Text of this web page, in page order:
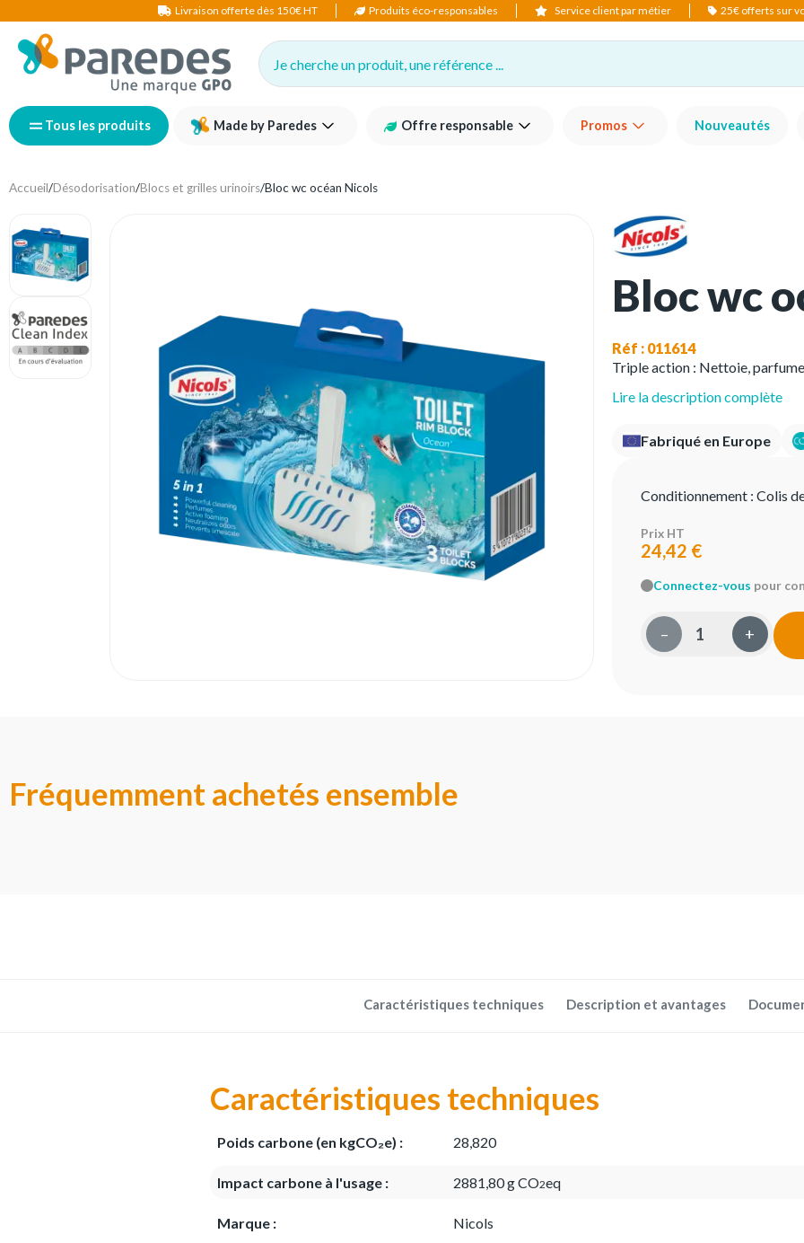
Livraison offerte dès 150€ HT Produits éco-responsables Service client par métier 25€ offerts sur
Je cherche un produit, une référence ...
Tous les produits Made by Paredes Offre responsable Promos Nouveautés
Accueil/Désodorisation/Blocs et grilles urinoirs/Bloc wc océan Nicols
Bloc wc
Réf : 011614
Triple action : Nettoie,
Lire la description complète
Fabriqué en Europe
Conditionnement : Colis
Prix HT
24,42 €
Connectez-vous pour
– +
Fréquemment achetés ensemble
Caractéristiques techniques Description et avantages
Caractéristiques techniques
Poids carbone (en kgCO₂e) : 28,820
Impact carbone à l'usage : 2881,80 g CO2eq
Marque : Nicols